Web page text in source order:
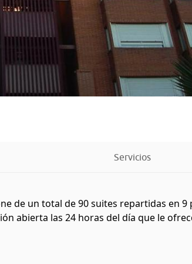
Servicios
de un total de 90 suites repartidas en
abierta las 24 horas del día que le